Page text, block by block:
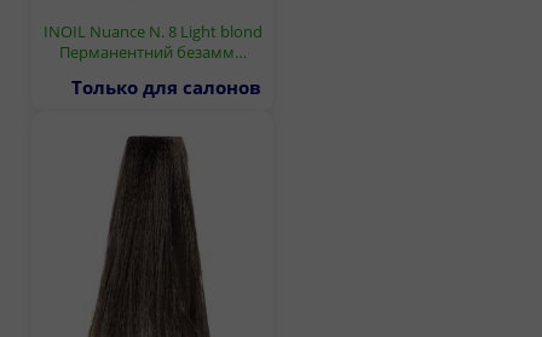
INOIL Nuance N. 8 Light blond
Перманентний безамм…
Только для салонов